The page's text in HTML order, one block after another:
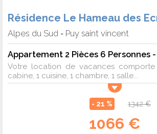
Résidence Le Hameau des
Alpes du Sud - Puy saint vincent
Appartement 2 Pièces 6 Personnes
Votre location de vacances comporte
cabine, 1 cuisine, 1 chambre, 1 salle...
- 21 % 1342 €
1066 €